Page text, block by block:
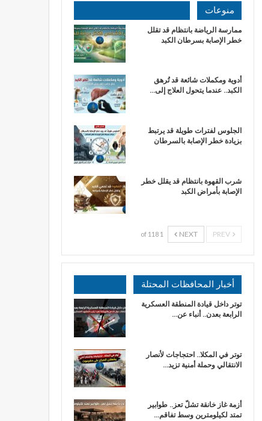
منوعات
ممارسة الرياضة بانتظام قد تقلل
خطر الإصابة بسرطان الكبد
أدوية ومكملات شائعة قد تُرهق
الكبد.. عندما يتحول العلاج إلى…
الجلوس لفترات طويلة قد يرتبط
بزيادة خطر الإصابة بالسرطان
شرب القهوة بانتظام قد يقلل خطر
الإصابة بأمراض الكبد
NEXT
1 of 118
أخبار المحافظات المحتلة
توتر داخل قيادة المنطقة العسكرية
الرابعة بعدن.. أنباء عن…
توتر في المكلا.. احتجاجات لأنصار
الانتقالي وحملة أمنية تزيد…
أزمة غاز خانقة تشلّ تعز.. طوابير
تمتد لكيلومترين وسط تفاقم…